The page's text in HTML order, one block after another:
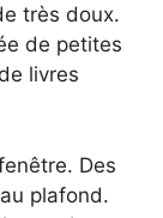
très doux.
de petites
livres
Des
plafond.